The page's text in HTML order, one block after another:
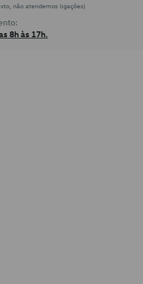
não atendemos ligações)
8h às 17h.